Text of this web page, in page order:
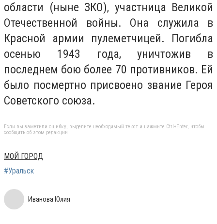
области (ныне ЗКО), участница Великой
Отечественной войны. Она служила в
Красной армии пулеметчицей. Погибла
осенью 1943 года, уничтожив в
последнем бою более 70 противников. Ей
было посмертно присвоено звание Героя
Советского союза.
Если вы заметили ошибку, выделите необходимый текст и нажмите Ctrl+Enter, чтобы
сообщить об этом редакции
МОЙ ГОРОД
#Уральск
Иванова Юлия